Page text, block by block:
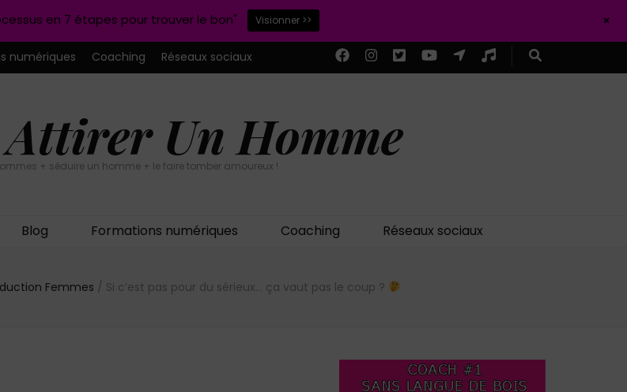
numériques Coaching Réseaux sociaux
Un Homme
+ séduire un homme + le faire tomber amoureux !
Blog Formations numériques Coaching Réseaux sociaux
Femmes / Si c’est pas pour du sérieux… ça vaut pas le coup ?
en 7 étapes pour trouver le bon" Visionner >> +